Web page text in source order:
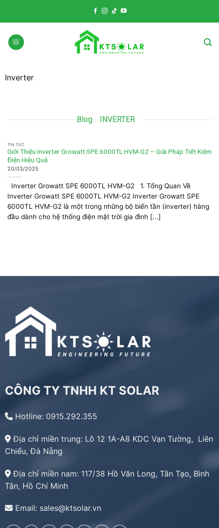
Inverter
Blog INVERTER
TIN TỨC
Giới Thiệu Inverter Growatt SPE 6000TL HVM-G2 – Giải Pháp Tiết Kiệm
Điện Hiệu Quả
20/03/2025
Inverter Growatt SPE 6000TL HVM-G2 1. Tổng Quan Về
Inverter Growatt SPE 6000TL HVM-G2 Inverter Growatt SPE
6000TL HVM-G2 là một trong những bộ biến tần (inverter) hàng
đầu dành cho hệ thống điện mặt trời gia đình [...]
CÔNG TY TNHH KT SOLAR
Hotline: 0915.292.355
Địa chỉ miền trung: Lô 12 1A-A8 KDC Vạn Tường, Liên
Chiểu, Đà Nẵng
Địa chỉ miền nam: 117/38 Hồ Văn Long, Tân Tạo, Bình
Tân, Hồ Chí Minh
Email: sales@ktsolar.vn